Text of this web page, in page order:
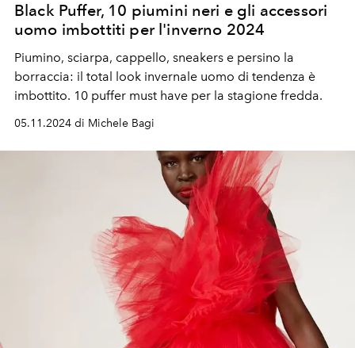
Black Puffer, 10 piumini neri e gli accessori
uomo imbottiti per l'inverno 2024
Piumino, sciarpa, cappello, sneakers e persino la
borraccia: il total look invernale uomo di tendenza è
imbottito. 10 puffer must have per la stagione fredda.
05.11.2024 di Michele Bagi